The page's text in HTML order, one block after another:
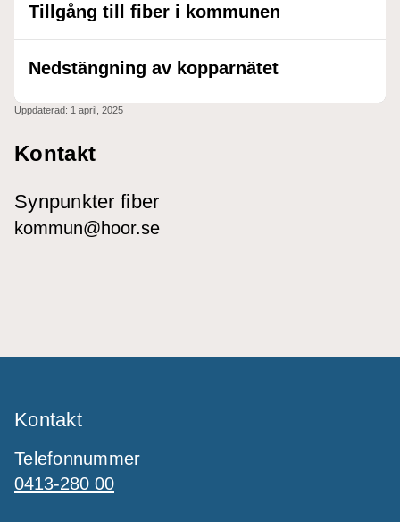
Tillgång till fiber i kommunen
Nedstängning av kopparnätet
Uppdaterad: 1 april, 2025
Kontakt
Synpunkter fiber
kommun@hoor.se
Kontakt
Telefonnummer
0413-280 00